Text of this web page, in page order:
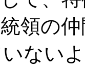
領の
ない